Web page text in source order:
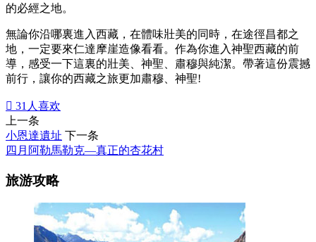
的必經之地。
無論你沿哪裏進入西藏，在體味壯美的同時，在途徑昌都之
地，一定要來仁達摩崖造像看看。作為你進入神聖西藏的前
導，感受一下這裏的壯美、神聖、肅穆與純潔。帶著這份震撼
前行，讓你的西藏之旅更加肅穆、神聖!
 31 人喜欢
上一条
小恩達遺址 下一条
四月阿勒馬勒克—真正的杏花村
旅游攻略